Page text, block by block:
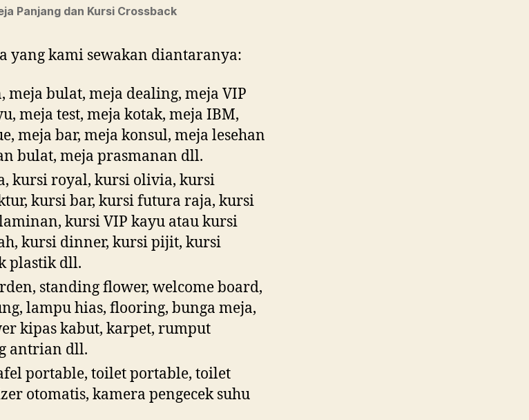
Panjang dan Kursi Crossback
yang kami sewakan diantaranya:
meja bulat, meja dealing, meja VIP
meja test, meja kotak, meja IBM,
meja bar, meja konsul, meja lesehan
bulat, meja prasmanan dll.
kursi royal, kursi olivia, kursi
kursi bar, kursi futura raja, kursi
kursi VIP kayu atau kursi
kursi dinner, kursi pijit, kursi
plastik dll.
standing flower, welcome board,
lampu hias, flooring, bunga meja,
kipas kabut, karpet, rumput
antrian dll.
portable, toilet portable, toilet
otomatis, kamera pengecek suhu